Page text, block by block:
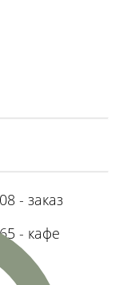
- заказ
- кафе